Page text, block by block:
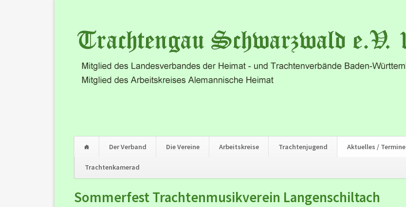
Der Verband Die Vereine Arbeitskreise Trachtenjugend Aktuelles / Termine
Trachtenkamerad
überspringen
Sommerfest Trachtenmusikverein Langenschiltach